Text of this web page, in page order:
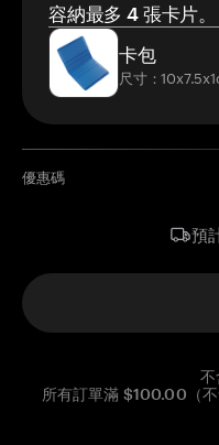
容納最多 4 張卡片。
卡包
尺寸：
優惠碼
預
不
所有訂單滿 $100.00（不